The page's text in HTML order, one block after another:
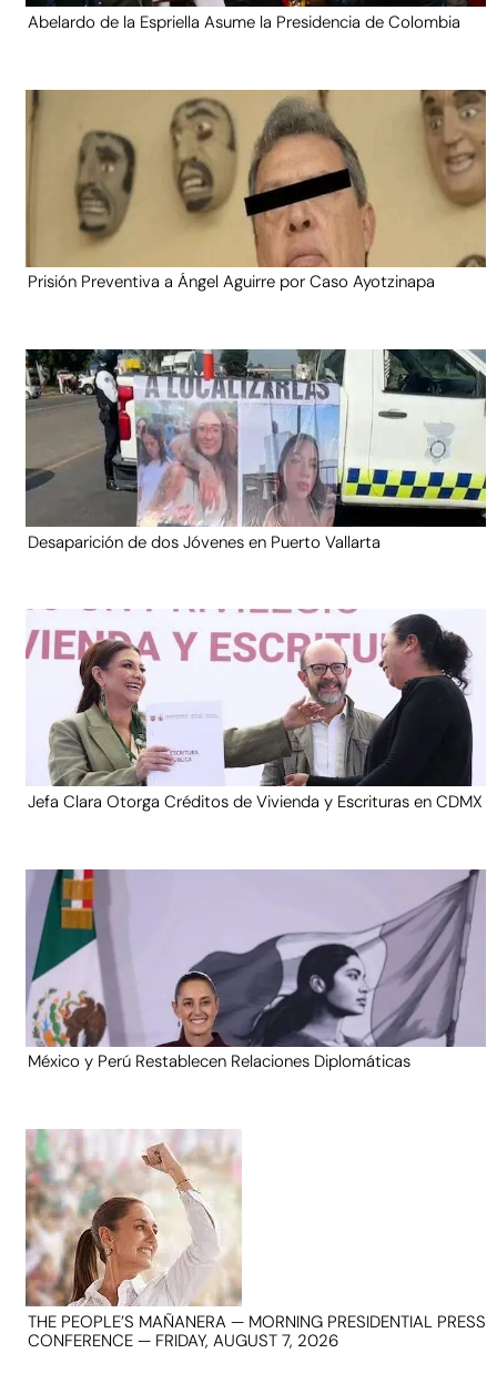
Abelardo de la Espriella Asume la Presidencia de Colombia
Prisión Preventiva a Ángel Aguirre por Caso Ayotzinapa
Desaparición de dos Jóvenes en Puerto Vallarta
Jefa Clara Otorga Créditos de Vivienda y Escrituras en CDMX
México y Perú Restablecen Relaciones Diplomáticas
THE PEOPLE’S MAÑANERA — MORNING PRESIDENTIAL PRESS
CONFERENCE — FRIDAY, AUGUST 7, 2026